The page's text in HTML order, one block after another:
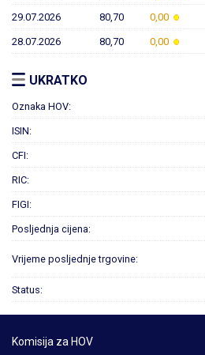
29.07.2026 80,70 0,00
28.07.2026 80,70 0,00
UKRATKO
Oznaka HOV:
ISIN:
CFI:
RIC:
FIGI:
Posljednja cijena:
Vrijeme posljednje trgovine:
Status:
Komisija za HOV